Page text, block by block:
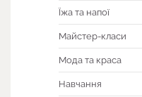
Їжа та напої
Майстер-класи
Мода та краса
Навчання